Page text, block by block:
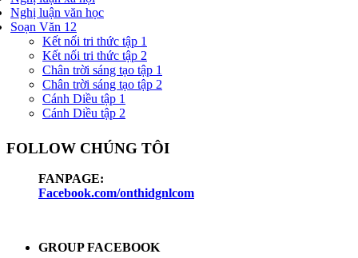
Nghị luận văn học
Soạn Văn 12
Kết nối tri thức tập 1
Kết nối tri thức tập 2
Chân trời sáng tạo tập 1
Chân trời sáng tạo tập 2
Cánh Diều tập 1
Cánh Diều tập 2
FOLLOW CHÚNG TÔI
FANPAGE:
Facebook.com/onthidgnlcom
GROUP FACEBOOK